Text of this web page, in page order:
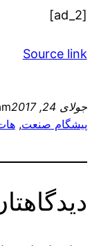
[ad_2]
Source link
جولای 24, 2017
پیشگام صنعت,